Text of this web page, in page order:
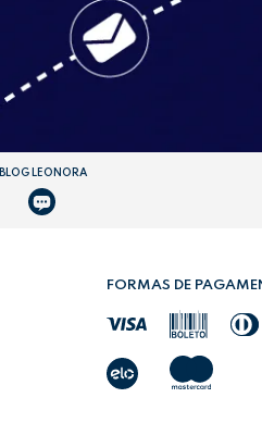
BLOG LEONORA
FORMAS DE